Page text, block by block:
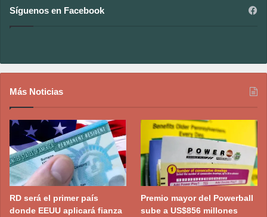
Síguenos en Facebook
Más Noticias
RD será el primer país
donde EEUU aplicará fianza
Premio mayor del Powerball
sube a US$856 millones